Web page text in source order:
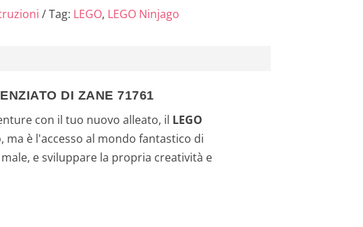
Tag: LEGO, LEGO Ninjago
DI ZANE 71761
con il tuo nuovo alleato, il LEGO
è l'accesso al mondo fantastico di
e sviluppare la propria creatività e